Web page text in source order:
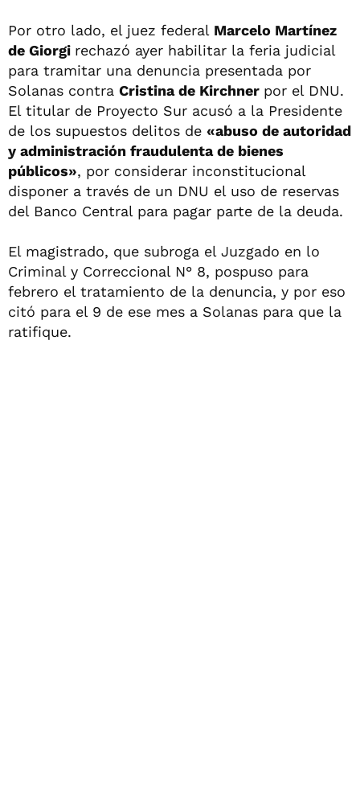
Por otro lado, el juez federal Marcelo Martínez
de Giorgi rechazó ayer habilitar la feria judicial
para tramitar una denuncia presentada por
Solanas contra Cristina de Kirchner por el DNU.
El titular de Proyecto Sur acusó a la Presidente
de los supuestos delitos de «abuso de autoridad
y administración fraudulenta de bienes
públicos», por considerar inconstitucional
disponer a través de un DNU el uso de reservas
del Banco Central para pagar parte de la deuda.
El magistrado, que subroga el Juzgado en lo
Criminal y Correccional N° 8, pospuso para
febrero el tratamiento de la denuncia, y por eso
citó para el 9 de ese mes a Solanas para que la
ratifique.